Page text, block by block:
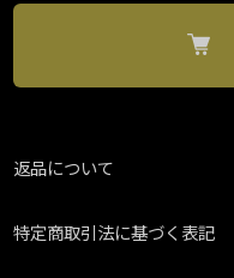
返品について
特定商取引法に基づく表記